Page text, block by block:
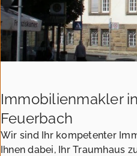
Immobilienmakler
Feuerbach
Wir sind Ihr kompetenter
Ihnen dabei, Ihr Traumhaus